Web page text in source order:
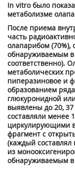
In vitro было
метаболизме
После приема
часть
олапарибом (70%),
обнаруживаемым в
соответственно).
метаболических
пиперазиновое и
образованием
глюкуронидной
выявлены до 20, 37
составляли менее
циркулирующими
фрагмент с
(каждый
из
обнаруживаемым в